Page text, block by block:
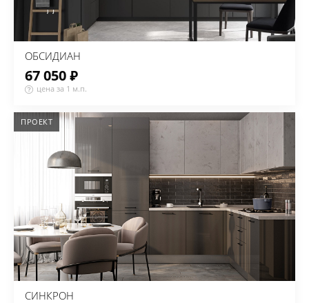
ОБСИДИАН
67 050 ₽
цена за 1 м.п.
ПРОЕКТ
СИНКРОН